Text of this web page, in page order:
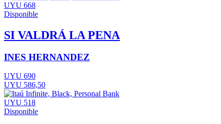
UYU 668
Disponible
SI VALDRÁ LA PENA
INES HERNANDEZ
UYU 690
UYU 586,50
UYU 518
Disponible